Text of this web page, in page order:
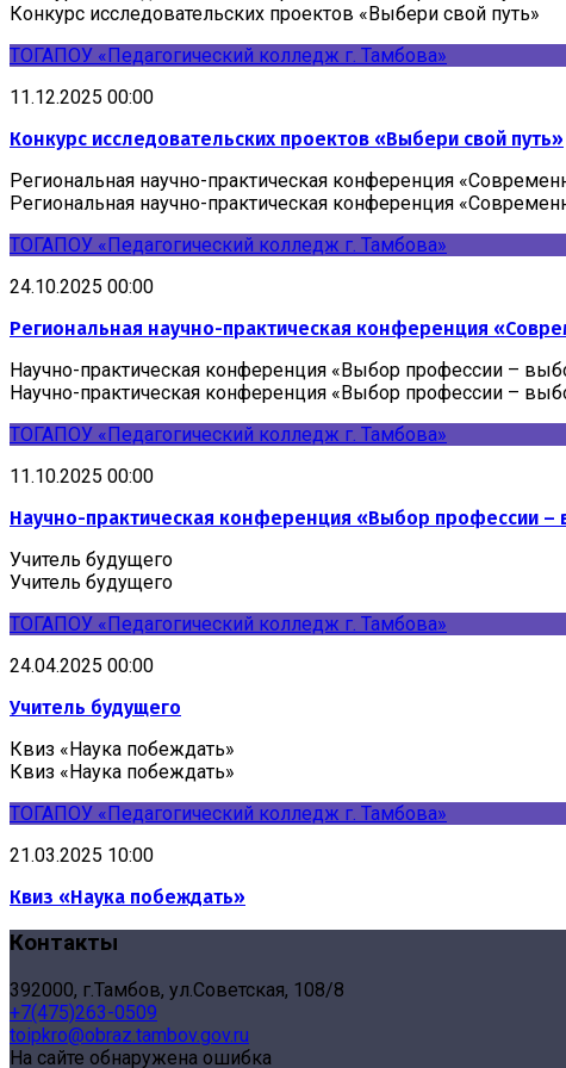
Конкурс исследовательских проектов «Выбери свой путь»
ТОГАПОУ «Педагогический колледж г. Тамбова»
11.12.2025 00:00
Конкурс исследовательских проектов «Выбери свой путь»
Региональная научно-практическая конференция
Региональная научно-практическая конференция
ТОГАПОУ «Педагогический колледж г. Тамбова»
24.10.2025 00:00
Региональная научно-практическая конференция
Научно-практическая конференция «Выбор профессии –
Научно-практическая конференция «Выбор профессии –
ТОГАПОУ «Педагогический колледж г. Тамбова»
11.10.2025 00:00
Научно-практическая конференция «Выбор профессии –
Учитель будущего
Учитель будущего
ТОГАПОУ «Педагогический колледж г. Тамбова»
24.04.2025 00:00
Учитель будущего
Квиз «Наука побеждать»
Квиз «Наука побеждать»
ТОГАПОУ «Педагогический колледж г. Тамбова»
21.03.2025 10:00
Квиз «Наука побеждать»
Контакты
392000, г.Тамбов, ул.Советская, 108/8
+7(475)263-0509
toipkro@obraz.tambov.gov.ru
На сайте обнаружена ошибка